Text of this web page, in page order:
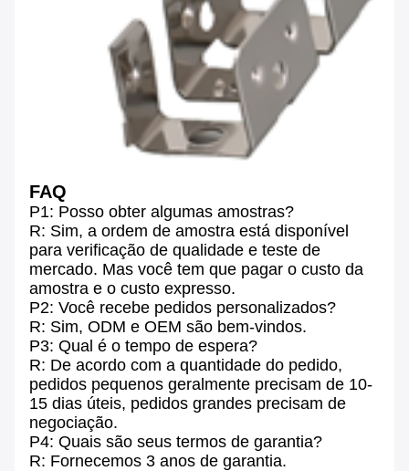
FAQ
P1: Posso obter algumas amostras?
R: Sim, a ordem de amostra está disponível
para verificação de qualidade e teste de
mercado. Mas você tem que pagar o custo da
amostra e o custo expresso.
P2: Você recebe pedidos personalizados?
R: Sim, ODM e OEM são bem-vindos.
P3: Qual é o tempo de espera?
R: De acordo com a quantidade do pedido,
pedidos pequenos geralmente precisam de 10-
15 dias úteis, pedidos grandes precisam de
negociação.
P4: Quais são seus termos de garantia?
R: Fornecemos 3 anos de garantia.